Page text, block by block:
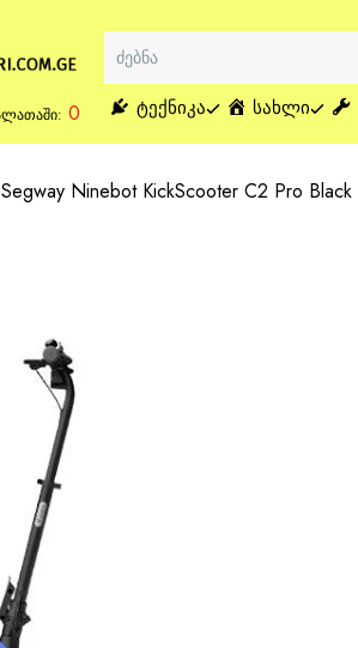
0 ᲢᲔᲥᲜᲘᲙᲐ ᲡᲐᲮᲚᲘ
Segway Ninebot KickScooter C2 Pro Black